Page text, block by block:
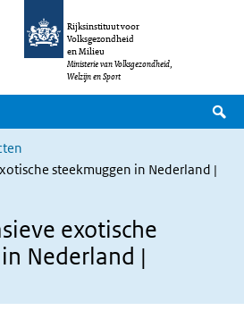
gaan
Rijksinstituut voor
Volksgezondheid
en Milieu
Ministerie van Volksgezondheid,
Welzijn en Sport
steekmuggen in Nederland |
exotische
Nederland |